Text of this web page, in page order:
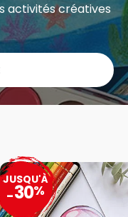
activités créatives
JUSQU'À
-30%